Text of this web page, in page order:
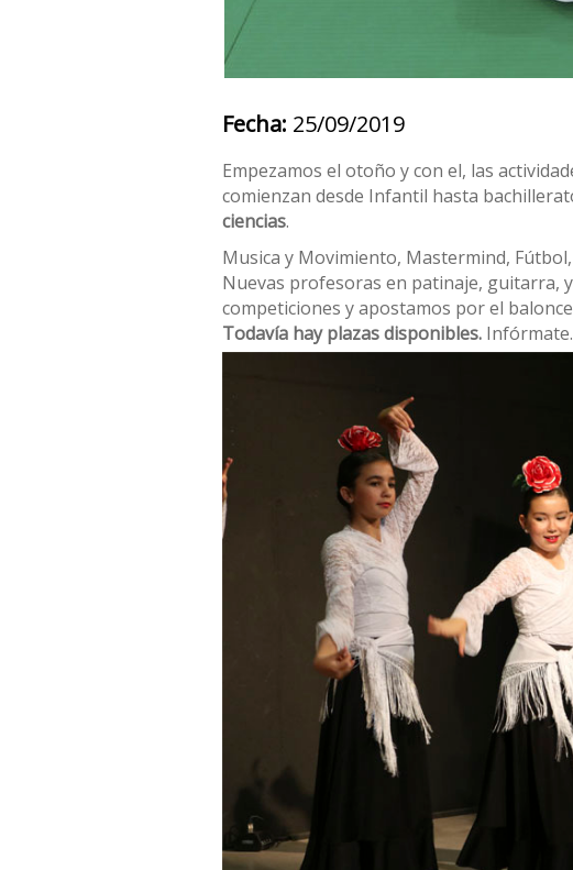
Fecha: 25/09/2019
Empezamos el otoño y con el, las
comienzan desde Infantil hasta
ciencias.
Musica y Movimiento, Mastermind,
Nuevas profesoras en patinaje, guitarra,
competiciones y apostamos por el
Todavía hay plazas disponibles. Infórmate.